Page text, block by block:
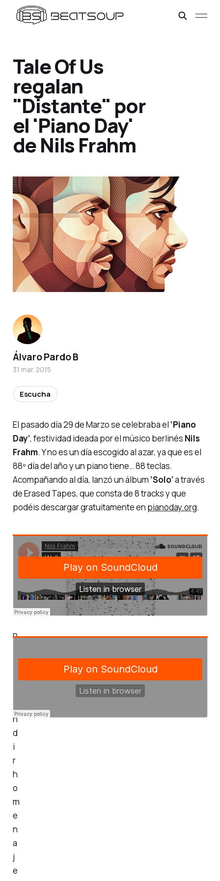
Tale Of Us
regalan
"Distante" por
el 'Piano Day'
de Nils Frahm
El pasado día 29 de Marzo se celebraba el ‘Piano
Day’, festividad ideada por el músico berlinés Nils
Frahm. Y no es un día escogido al azar, ya que es el
88º día del año y un piano tiene… 88 teclas.
Acompañando al día, lanzó un álbum ‘Solo’a través
de Erased Tapes, que consta de 8 tracks y que
podéis descargar gratuitamente en pianoday.org.
P
n
d
i
r
h
o
m
e
n
a
j
e
Álvaro Pardo B
31 mar. 2015
Escucha